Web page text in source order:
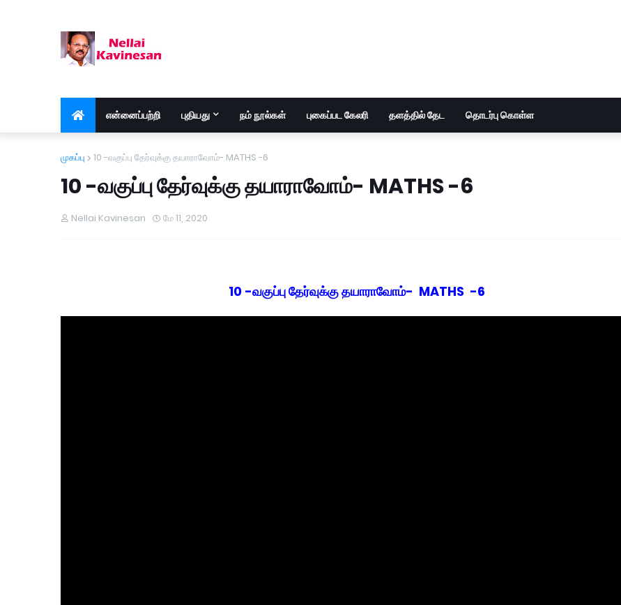
என்னைப்பற்றி புதியது நம் நூல்கள் புகைப்பட கேலரி தளத்தில் தேட தொடர்பு கொள்ள
முகப்பு 10 -வகுப்பு தேர்வுக்கு தயாராவோம்- MATHS -6
10 -வகுப்பு தேர்வுக்கு தயாராவோம்- MATHS -6
Nellai Kavinesan மே 11, 2020
10 -வகுப்பு தேர்வுக்கு தயாராவோம்- MATHS -6